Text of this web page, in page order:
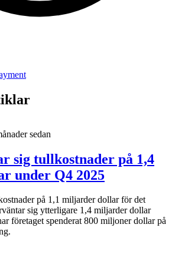
sedan
sig tullkostnader på 1,4
under Q4 2025
på 1,1 miljarder dollar för det
sig ytterligare 1,4 miljarder dollar
företaget spenderat 800 miljoner dollar på